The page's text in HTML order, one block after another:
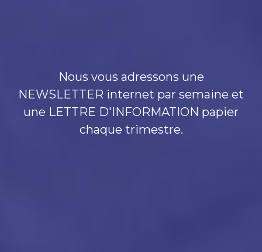
Nous vous adressons une
NEWSLETTER internet par semaine et
une LETTRE D'INFORMATION papier
chaque trimestre.